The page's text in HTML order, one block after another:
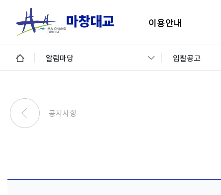
이용안내
마창대교 지리안내
통행료안내
알림마당 입찰공고
공지사항